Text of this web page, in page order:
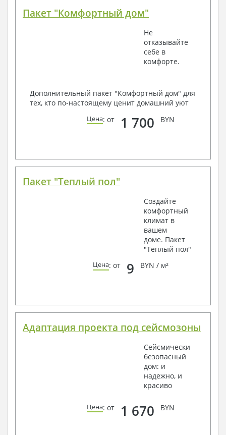
Пакет "Комфортный дом"
Не
отказывайте
себе в
комфорте.
Дополнительный пакет "Комфортный дом" для
тех, кто по-настоящему ценит домашний уют
Цена: от 1 700 BYN
Пакет "Теплый пол"
Создайте
комфортный
климат в
вашем
доме. Пакет
"Теплый пол"
Цена: от 9 BYN / м²
Адаптация проекта под сейсмозоны
Сейсмически
безопасный
дом: и
надежно, и
красиво
Цена: от 1 670 BYN